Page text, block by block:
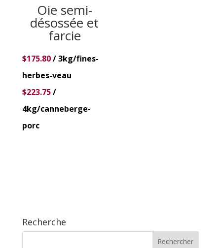
Oie semi-
désossée et
farcie
$175.80/ 3kg/fines-
herbes-veau
$223.75/
4kg/canneberge-
porc
Recherche